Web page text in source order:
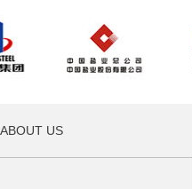
ABOUT US